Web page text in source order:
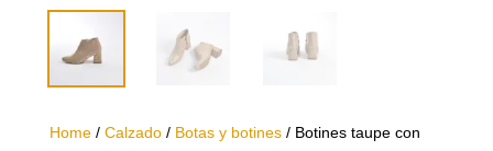
Home/ Calzado/ Botas y botines/ Botines taupe con